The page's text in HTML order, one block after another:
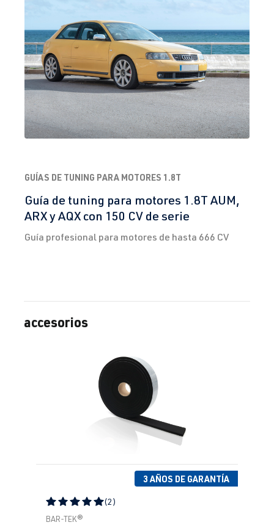
GUÍAS DE TUNING PARA MOTORES 1.8T
Guía de tuning para motores 1.8T AUM,
ARX y AQX con 150 CV de serie
Guía profesional para motores de hasta 666 CV
Omitir la galería de productos
accesorios
3 AÑOS DE GARANTÍA
Calificación promedio de 5 de 5 estrellas
(2)
BAR-TEK®